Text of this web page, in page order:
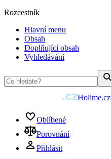
Rozcestník
Hlavní menu
Obsah
Doplňující obsah
Vyhledávání
Holime.cz
Oblíbené
Porovnání
Přihlásit